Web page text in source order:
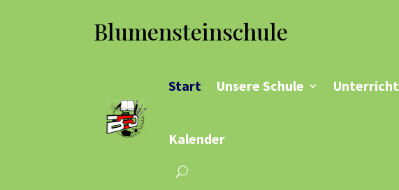
Blumensteinschule
Start Unsere Schule Unterricht
Kalender